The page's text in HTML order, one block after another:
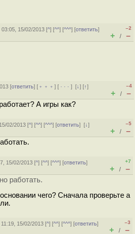
03:05, 15/02/2013 [^] [^^] [^^^] [ответить]
–2
+ / –
[ответить] [ ﹢﹢﹢] [ · · ·][↓] [↑]
–4
+ / –
А игры как?
02/2013 [^] [^^] [^^^] [ответить][↓]
–5
+ / –
15/02/2013 [^] [^^] [^^^] [ответить]
+7
+ / –
работать.
чего? Сначала проверьте а
11:19, 15/02/2013 [^] [^^] [^^^] [ответить]
–3
+ / –